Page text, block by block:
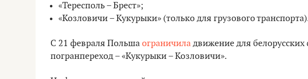
«Тересполь – Брест»;
«Козловичи – Кукурыки» (только для грузового
С 21 февраля Польшаограничиладвижение для белорусских
погранпереход – «Кукурыки – Козловичи».